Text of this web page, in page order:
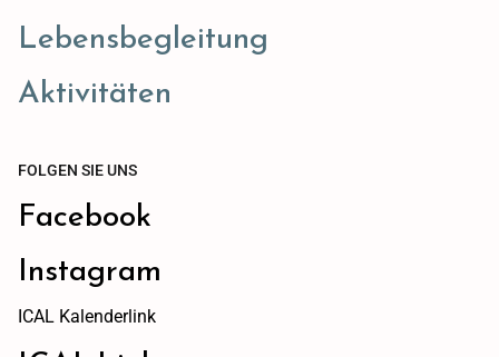
Lebensbegleitung
Aktivitäten
FOLGEN SIE UNS
Facebook
Instagram
ICAL Kalenderlink